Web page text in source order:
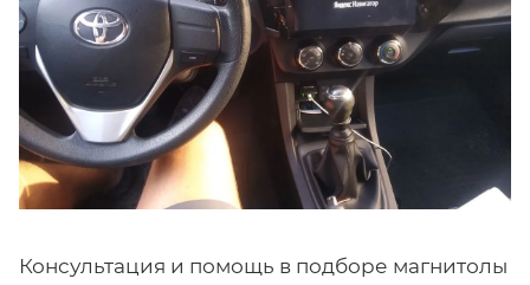
Консультация и помощь в подборе магнитолы